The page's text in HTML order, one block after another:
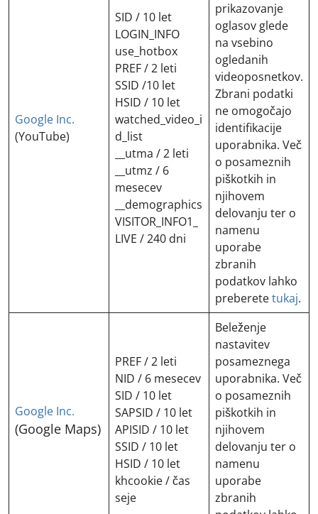
Google Inc.
(YouTube)
SID / 10 let
LOGIN_INFO
use_hotbox
PREF / 2 leti
SSID /10 let
HSID / 10 let
watched_video_i
d_list
__utma / 2 leti
__utmz / 6
mesecev
__demographics
VISITOR_INFO1_
LIVE / 240 dni
prikazovanje
oglasov glede
na vsebino
ogledanih
videoposnetkov.
Zbrani podatki
ne omogočajo
identifikacije
uporabnika. Več
o posameznih
piškotkih in
njihovem
delovanju ter o
namenu
uporabe
zbranih
podatkov lahko
preberetetukaj.
Google Inc.
(Google Maps)
PREF / 2 leti
NID / 6 mesecev
SID / 10 let
SAPSID / 10 let
APISID / 10 let
SSID / 10 let
HSID / 10 let
khcookie / čas
seje
Beleženje
nastavitev
posameznega
uporabnika. Več
o posameznih
piškotkih in
njihovem
delovanju ter o
namenu
uporabe
zbranih